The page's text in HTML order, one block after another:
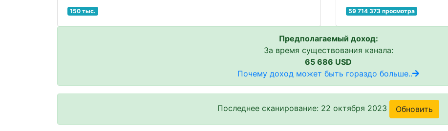
150 тыс. 59 714 373 просмотра
Предполагаемый доход:
За время существования канала:
65 686 USD
Почему доход может быть гораздо больше..
Последнее сканирование: 22 октября 2023 Обновить